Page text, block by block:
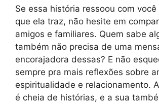
Se essa história ressoou com você
que ela traz, não hesite em
amigos e familiares. Quem sabe
também não precisa de uma
encorajadora dessas? E não
sempre pra mais reflexões sobre
espiritualidade e relacionamento.
é cheia de histórias, e a sua